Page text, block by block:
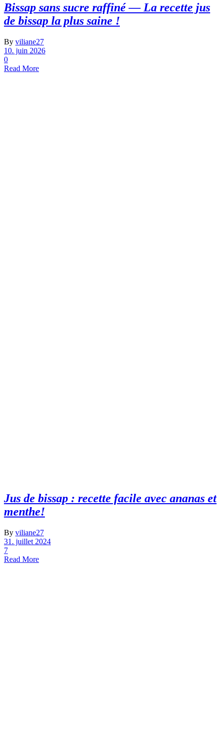
Bissap sans sucre raffiné — La recette jus
de bissap la plus saine !
By viliane27
10. juin 2026
0
Read More
Jus de bissap : recette facile avec ananas et
menthe!
By viliane27
31. juillet 2024
7
Read More